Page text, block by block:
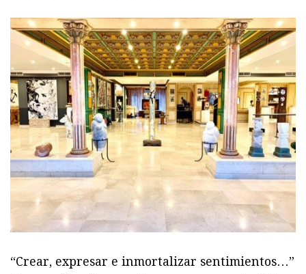
“Crear, expresar e inmortalizar sentimientos…”